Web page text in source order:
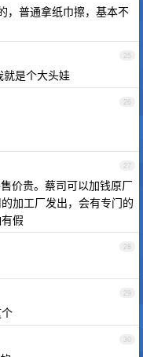
，普通拿纸巾擦，基本不
25
就是个大头娃
26
27
价贵。蔡司可以加钱原厂
加工厂发出，会有专门的
假
28
29
30